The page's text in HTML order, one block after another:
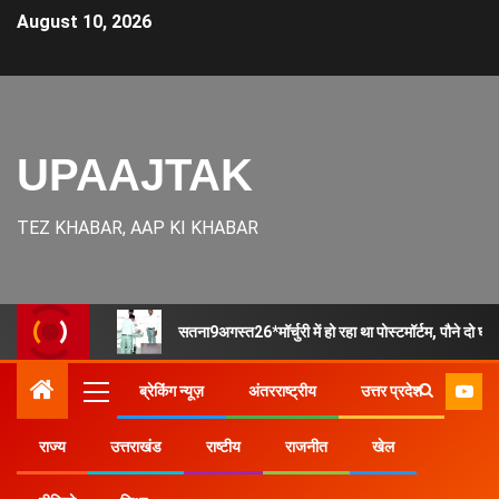
August 10, 2026
UPAAJTAK
TEZ KHABAR, AAP KI KHABAR
सतना9अगस्त26*मॉर्चुरी में हो रहा था पोस्टमॉर्टम, पौने
ब्रेकिंग न्यूज़ अंतरराष्ट्रीय उत्तर प्रदेश
राज्य उत्तराखंड राष्टीय राजनीत खेल